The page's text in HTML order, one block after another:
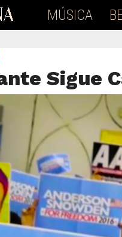
MÚSICA
Sigue